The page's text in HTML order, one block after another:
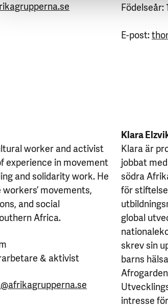
Födelseår:
E-post:
worker and activist
experience in movement
and solidarity work. He
movements,
and social
Africa.
& aktivist
Klara
Klara är
jobbat
södra
för
global
skrev sin
barns
intresse